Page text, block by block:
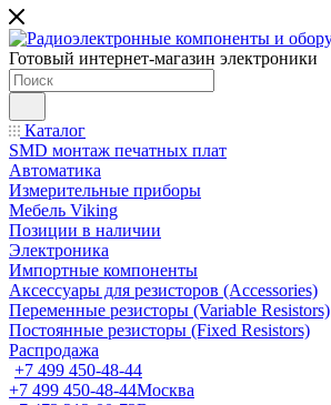
Готовый интернет-магазин электроники
Каталог
SMD монтаж печатных плат
Автоматика
Измерительные приборы
Мебель Viking
Позиции в наличии
Электроника
Импортные компоненты
Аксессуары для резисторов (Accessories)
Переменные резисторы (Variable Resistors)
Постоянные резисторы (Fixed Resistors)
Распродажа
+7 499 450-48-44
+7 499 450-48-44Москва